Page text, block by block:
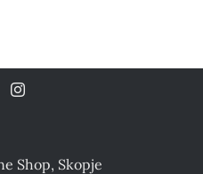
Shop, Skopje